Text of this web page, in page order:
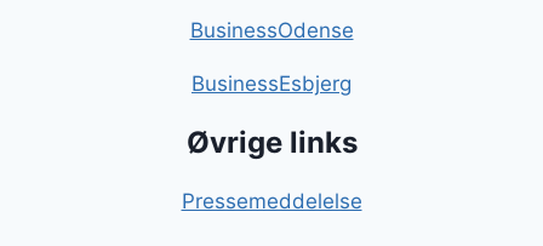
BusinessOdense
BusinessEsbjerg
Øvrige links
Pressemeddelelse